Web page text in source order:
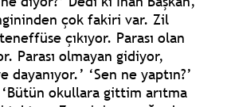
çok fakiri var. Zil
çıkıyor. Parası olan
Parası olmayan gidiyor,
‘Sen ne yaptın?’
‘Bütün okullara gittim arıtma